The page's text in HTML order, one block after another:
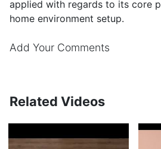
applied with regards to its core
home environment setup.
Add Your Comments
Related Videos